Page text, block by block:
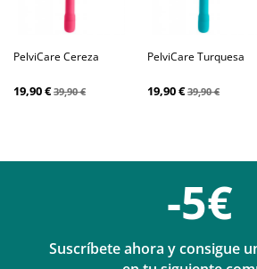
PelviCare Cereza
19,90 €39,90 €
PelviCare Turquesa
19,90 €39,90 €
-5€
Suscríbete ahora y consigue